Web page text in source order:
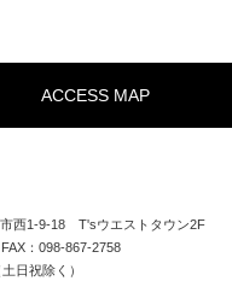
ACCESS MAP
西1-9-18 T'sウエストタウン2F
：098-867-2758
日祝除く）